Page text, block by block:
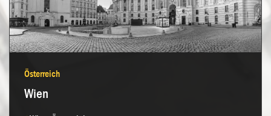
Kontakt aufnehmen →
Österreich
Wien